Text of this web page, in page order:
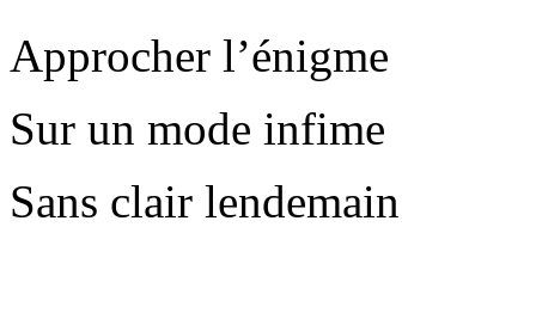
Approcher l’énigme
Sur un mode infime
Sans clair lendemain